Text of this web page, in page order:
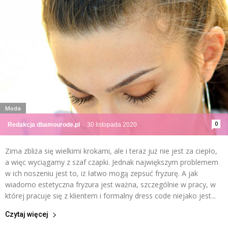
Redakcja dbamourode.pl - 30 listopada 2020 0
Moda
Zima zbliża się wielkimi krokami, ale i teraz już nie jest za ciepło,
a więc wyciągamy z szaf czapki. Jednak największym problemem
w ich noszeniu jest to, iż łatwo mogą zepsuć fryzurę. A jak
wiadomo estetyczna fryzura jest ważna, szczególnie w pracy, w
której pracuje się z klientem i formalny dress code niejako jest...
Czytaj więcej